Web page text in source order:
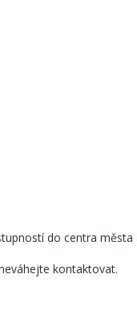
do centra
kontaktovat.